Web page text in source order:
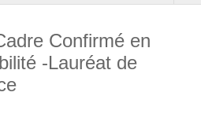
Confirmé en
-Lauréat de